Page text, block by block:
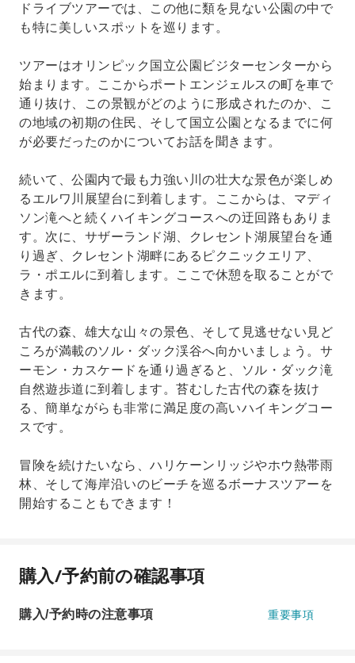
ドライブツアーでは、この他に類を見ない公園の中で
も特に美しいスポットを巡ります。
ツアーはオリンピック国立公園ビジターセンターから
始まります。ここからポートエンジェルスの町を車で
通り抜け、この景観がどのように形成されたのか、こ
の地域の初期の住民、そして国立公園となるまでに何
が必要だったのかについてお話を聞きます。
続いて、公園内で最も力強い川の壮大な景色が楽しめ
るエルワ川展望台に到着します。ここからは、マディ
ソン滝へと続くハイキングコースへの迂回路もありま
す。次に、サザーランド湖、クレセント湖展望台を通
り過ぎ、クレセント湖畔にあるピクニックエリア、
ラ・ポエルに到着します。ここで休憩を取ることがで
きます。
古代の森、雄大な山々の景色、そして見逃せない見ど
ころが満載のソル・ダック渓谷へ向かいましょう。サ
ーモン・カスケードを通り過ぎると、ソル・ダック滝
自然遊歩道に到着します。苔むした古代の森を抜け
る、簡単ながらも非常に満足度の高いハイキングコー
スです。
冒険を続けたいなら、ハリケーンリッジやホウ熱帯雨
林、そして海岸沿いのビーチを巡るボーナスツアーを
開始することもできます！
購入/予約前の確認事項
購入/予約時の注意事項 重要事項